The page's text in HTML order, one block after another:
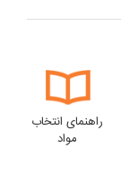
راهنمای انتخاب
مواد